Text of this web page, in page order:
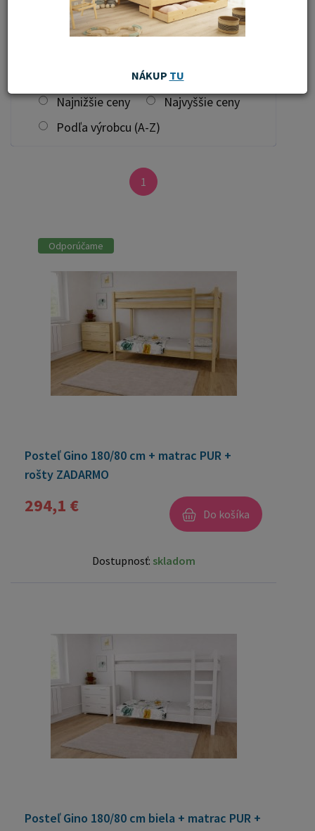
filtrovať
Najnovších
Najnižšie ceny
Najvyššie ceny
Podľa výrobcu (A-Z)
1
Odporúčame
Posteľ Gino 180/80 cm + matrac PUR +
rošty ZADARMO
294,1 € Do košíka
Dostupnosť: skladom
Posteľ Gino 180/80 cm biela + matrac PUR +
NÁKUP TU